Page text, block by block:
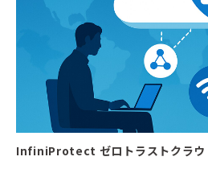
InfiniProtect ゼロトラストクラウ